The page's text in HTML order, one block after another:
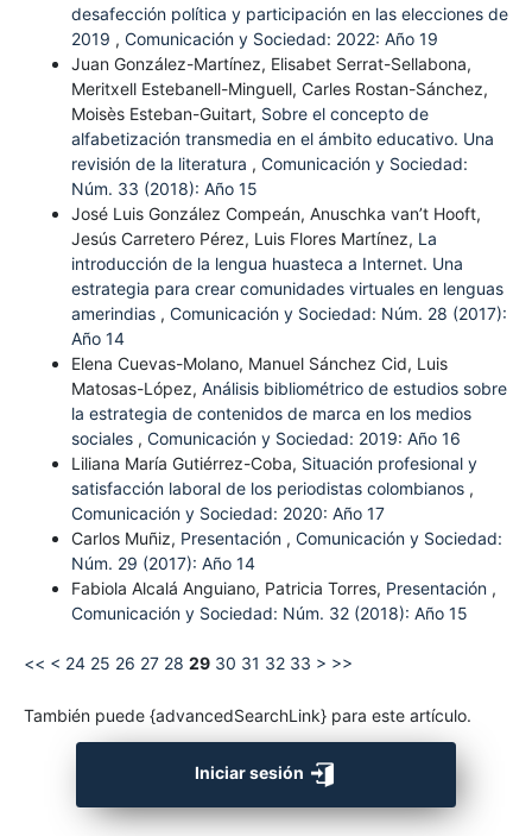
desafección política y participación en las elecciones de
2019 , Comunicación y Sociedad: 2022: Año 19
Juan González-Martínez, Elisabet Serrat-Sellabona,
Meritxell Estebanell-Minguell, Carles Rostan-Sánchez,
Moisès Esteban-Guitart, Sobre el concepto de
alfabetización transmedia en el ámbito educativo. Una
revisión de la literatura , Comunicación y Sociedad:
Núm. 33 (2018): Año 15
José Luis González Compeán, Anuschka van’t Hooft,
Jesús Carretero Pérez, Luis Flores Martínez, La
introducción de la lengua huasteca a Internet. Una
estrategia para crear comunidades virtuales en lenguas
amerindias , Comunicación y Sociedad: Núm. 28 (2017):
Año 14
Elena Cuevas-Molano, Manuel Sánchez Cid, Luis
Matosas-López, Análisis bibliométrico de estudios sobre
la estrategia de contenidos de marca en los medios
sociales , Comunicación y Sociedad: 2019: Año 16
Liliana María Gutiérrez-Coba, Situación profesional y
satisfacción laboral de los periodistas colombianos ,
Comunicación y Sociedad: 2020: Año 17
Carlos Muñiz, Presentación , Comunicación y Sociedad:
Núm. 29 (2017): Año 14
Fabiola Alcalá Anguiano, Patricia Torres, Presentación ,
Comunicación y Sociedad: Núm. 32 (2018): Año 15
<< < 24 25 26 27 28 29 30 31 32 33 > >>
También puede {advancedSearchLink} para este artículo.
Iniciar sesión